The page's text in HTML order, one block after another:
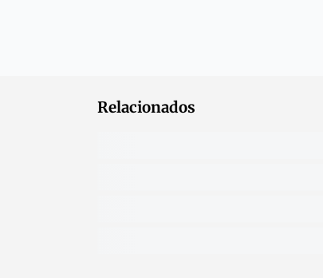
Relacionados